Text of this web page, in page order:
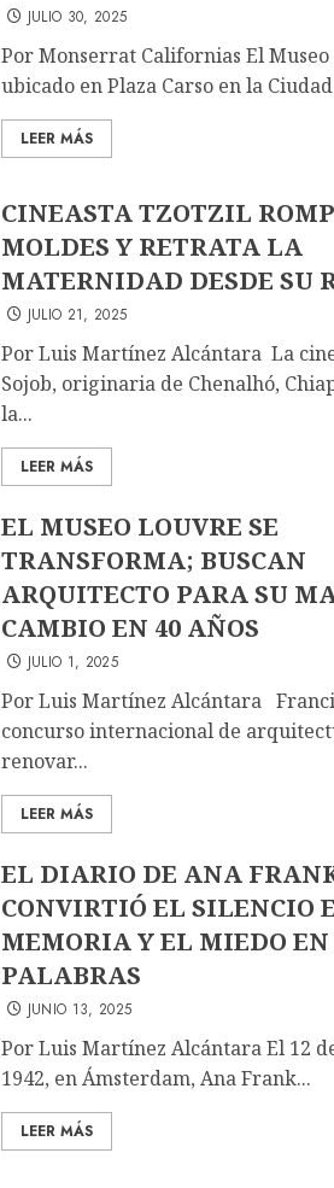
JULIO 30, 2025
Por Monserrat Californias El Museo
ubicado en Plaza Carso en la
LEER MÁS
CINEASTA TZOTZIL
MOLDES Y RETRATA LA
MATERNIDAD DESDE SU
JULIO 21, 2025
Por Luis Martínez Alcántara La
Sojob, originaria de Chenalhó,
la...
LEER MÁS
EL MUSEO LOUVRE SE
TRANSFORMA; BUSCAN
ARQUITECTO PARA SU
CAMBIO EN 40 AÑOS
JULIO 1, 2025
Por Luis Martínez Alcántara
concurso internacional de
renovar...
LEER MÁS
EL DIARIO DE ANA
CONVIRTIÓ EL SILENCIO
MEMORIA Y EL MIEDO EN
PALABRAS
JUNIO 13, 2025
Por Luis Martínez Alcántara El 12
1942, en Ámsterdam, Ana Frank...
LEER MÁS